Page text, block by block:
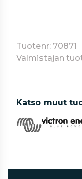
Tuotenr: 70871
Valmistajan
Katso muut